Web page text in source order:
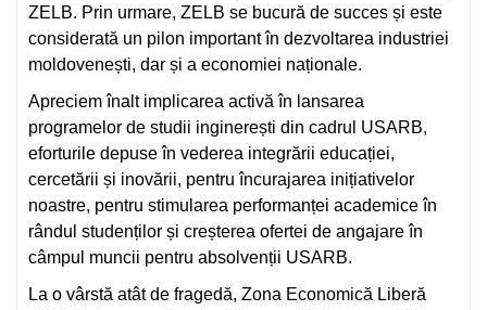
ZELB. Prin urmare, ZELB se bucură de succes și este
considerată un pilon important în dezvoltarea industriei
moldovenești, dar și a economiei naționale.
Apreciem înalt implicarea activă în lansarea
programelor de studii inginerești din cadrul USARB,
eforturile depuse în vederea integrării educației,
cercetării și inovării, pentru încurajarea inițiativelor
noastre, pentru stimularea performanței academice în
rândul studenților și creșterea ofertei de angajare în
câmpul muncii pentru absolvenții USARB.
La o vârstă atât de fragedă, Zona Economică Liberă